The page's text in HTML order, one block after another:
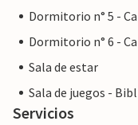
Nota: Esta
privado, no por una
seguro de que le
servicio al cliente y su
Dormitorio n° 5 -
Dormitorio n° 6 -
Sala de estar
Sala de juegos -
Servicios